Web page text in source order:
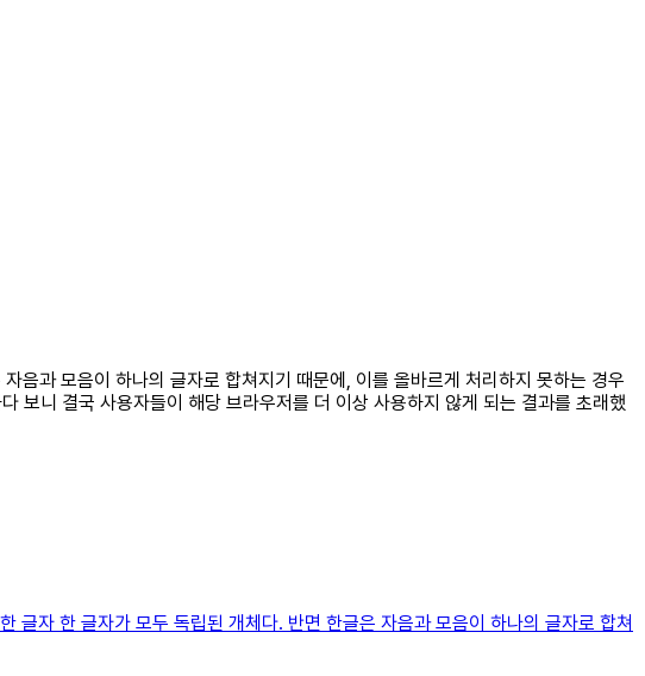
음과 모음이 하나의 글자로 합쳐지기 때문에, 이를 올바르게 처리하지 못하는 경우
보니 결국 사용자들이 해당 브라우저를 더 이상 사용하지 않게 되는 결과를 초래했
글자 한 글자가 모두 독립된 개체다. 반면 한글은 자음과 모음이 하나의 글자로 합쳐